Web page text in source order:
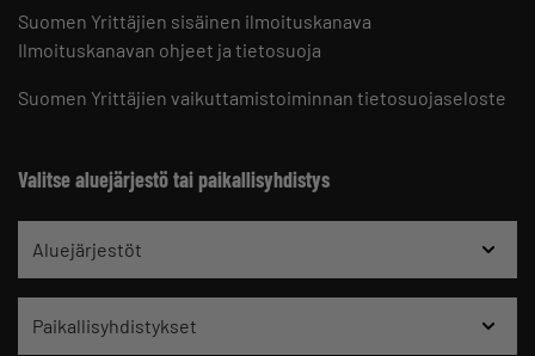
Suomen Yrittäjien sisäinen ilmoituskanava
Ilmoituskanavan ohjeet ja tietosuoja
Suomen Yrittäjien vaikuttamistoiminnan tietosuojaseloste
Valitse aluejärjestö tai paikallisyhdistys
Aluejärjestöt
Paikallisyhdistykset